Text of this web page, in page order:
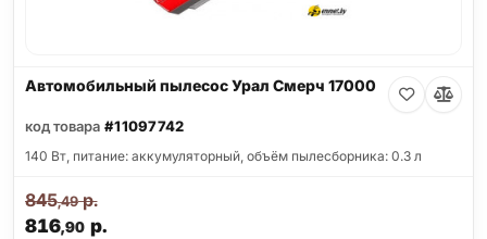
Автомобильный пылесос Урал Смерч 17000
код товара #11097742
140 Вт, питание: аккумуляторный, объём пылесборника: 0.3 л
816,90р.
845,49р.